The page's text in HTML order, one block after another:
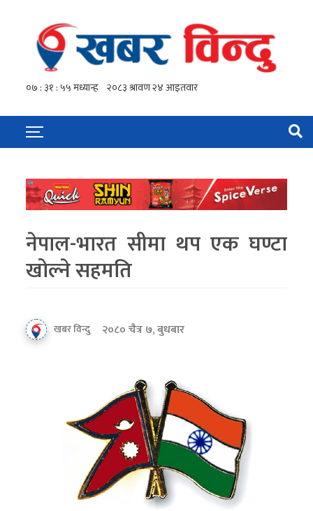
नेपाल-भारत सीमा थप एक घण्टा
खोल्ने सहमति
खबर विन्दु २०८० चैत्र ७, बुधबार